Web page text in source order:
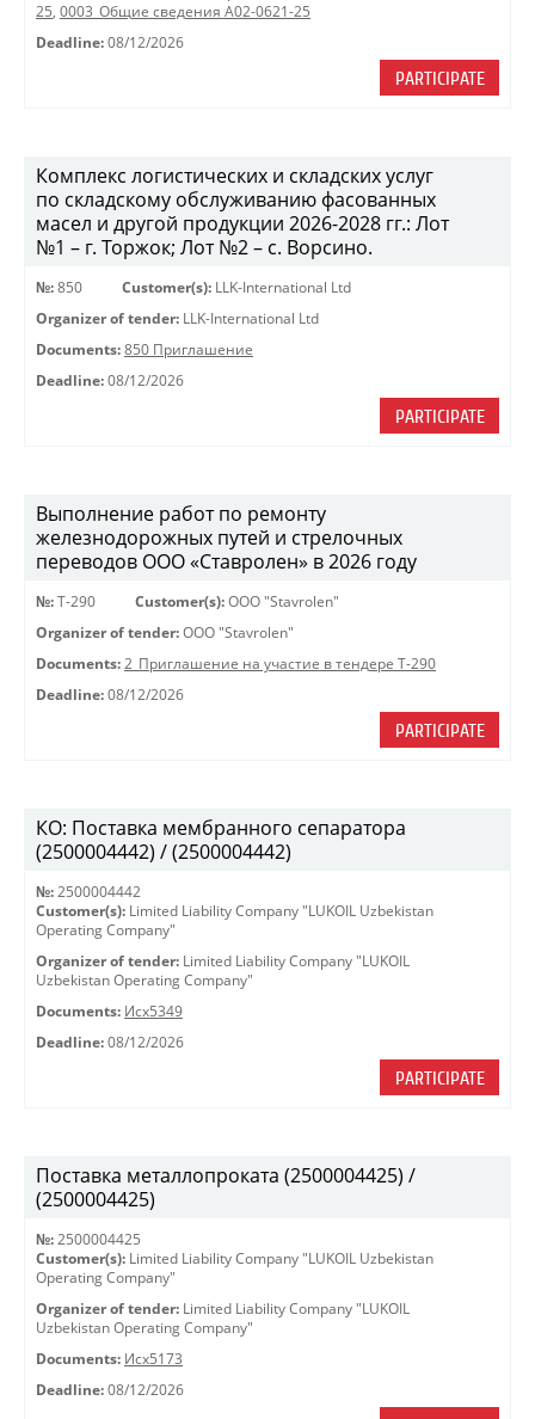
25, 0003_Общие сведения A02-0621-25
Deadline: 08/12/2026
PARTICIPATE
Комплекс логистических и складских услуг
по складскому обслуживанию фасованных
масел и другой продукции 2026-2028 гг.: Лот
№1 – г. Торжок; Лот №2 – с. Ворсино.
№: 850 Customer(s): LLK-International Ltd
Organizer of tender: LLK-International Ltd
Documents: 850 Приглашение
Deadline: 08/12/2026
PARTICIPATE
Выполнение работ по ремонту
железнодорожных путей и стрелочных
переводов ООО «Ставролен» в 2026 году
№: Т-290 Customer(s): OOO "Stavrolen"
Organizer of tender: OOO "Stavrolen"
Documents: 2_Приглашение на участие в тендере Т-290
Deadline: 08/12/2026
PARTICIPATE
КО: Поставка мембранного сепаратора
(2500004442) / (2500004442)
№: 2500004442
Customer(s): Limited Liability Company "LUKOIL Uzbekistan
Operating Company"
Organizer of tender: Limited Liability Company "LUKOIL
Uzbekistan Operating Company"
Documents: Исх5349
Deadline: 08/12/2026
PARTICIPATE
Поставка металлопроката (2500004425) /
(2500004425)
№: 2500004425
Customer(s): Limited Liability Company "LUKOIL Uzbekistan
Operating Company"
Organizer of tender: Limited Liability Company "LUKOIL
Uzbekistan Operating Company"
Documents: Исх5173
Deadline: 08/12/2026